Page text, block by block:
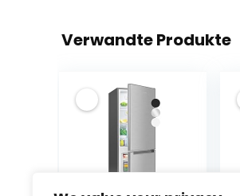
Verwandte Produkte